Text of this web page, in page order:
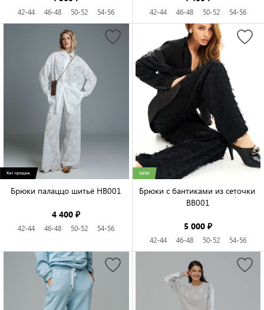
42-44 46-48 50-52 54-56 42-44 46-48 50-52 54-56
Брюки палаццо шитьё HB001
4 400 ₽
42-44 46-48 50-52 54-56
Брюки с бантиками из сеточки
BB001
5 000 ₽
42-44 46-48 50-52 54-56